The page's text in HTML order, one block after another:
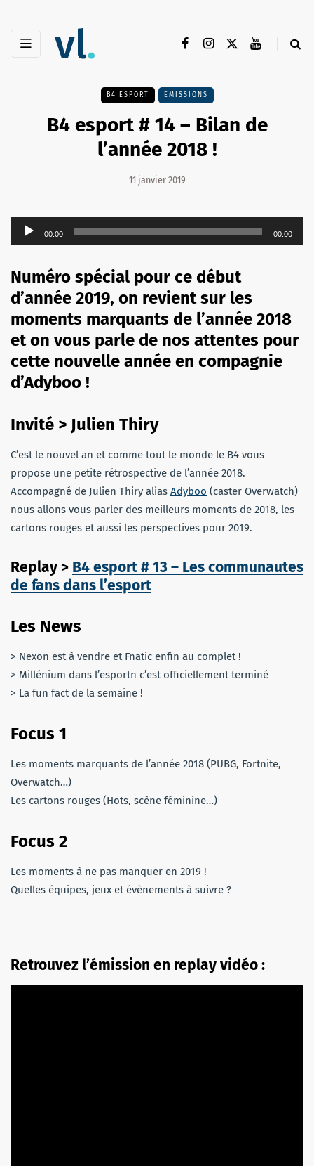
B4 ESPORT EMISSIONS
B4 esport # 14 – Bilan de
l’année 2018 !
11 janvier 2019
Lecteur
audio
00:00 00:00
Numéro spécial pour ce début
d’année 2019, on revient sur les
moments marquants de l’année 2018
et on vous parle de nos attentes pour
cette nouvelle année en compagnie
d’Adyboo !
Invité > Julien Thiry
C’est le nouvel an et comme tout le monde le B4 vous
propose une petite rétrospective de l’année 2018.
Accompagné de Julien Thiry alias Adyboo (caster Overwatch)
nous allons vous parler des meilleurs moments de 2018, les
cartons rouges et aussi les perspectives pour 2019.
Replay > B4 esport # 13 – Les communautes
de fans dans l’esport
Les News
> Nexon est à vendre et Fnatic enfin au complet !
> Millénium dans l’esportn c’est officiellement terminé
> La fun fact de la semaine !
Focus 1
Les moments marquants de l’année 2018 (PUBG, Fortnite,
Overwatch…)
Les cartons rouges (Hots, scène féminine…)
Focus 2
Les moments à ne pas manquer en 2019 !
Quelles équipes, jeux et évènements à suivre ?
Retrouvez l’émission en replay vidéo :